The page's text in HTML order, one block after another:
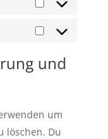
Statistiken
Marketing
und
um
löschen. Du